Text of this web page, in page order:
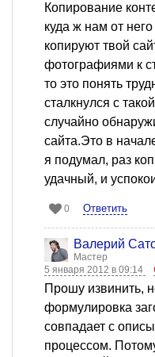
Копирование
куда ж нам от него
копируют твой
фотографиями к
то это понять
сталкнулся с
случайно
сайта.Это в
я подумал, раз
удачный, и
0 Ответить
Валерий
Мастер
5 января 2012 в 09:14
Прошу извинить,
формулировка
совпадает с
процессом.